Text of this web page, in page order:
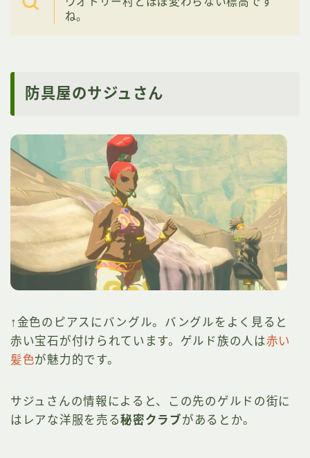
ね。
防具屋のサジュさん
↑金色のピアスにバングル。バングルをよく見ると
赤い宝石が付けられています。ゲルド族の人は赤い
髪色が魅力的です。
サジュさんの情報によると、この先のゲルドの街に
はレアな洋服を売る秘密クラブがあるとか。